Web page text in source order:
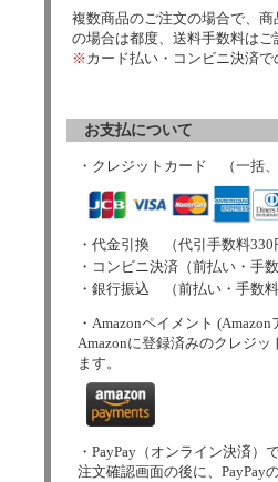
複数商品のご注文の場合で、
の場合は都度、送料手数料はご
※ カード払い・コンビニ決済
お支払について
・クレジットカード （一括、
・代金引換 （代引手数料330
・コンビニ決済（前払い・手数
・銀行振込 （前払い・手数料
・Amazonペイメント
Amazonに登録済みのクレジ
ます。
・PayPay（オンライン決済）
注文確認画面の後に、PayPay